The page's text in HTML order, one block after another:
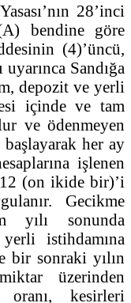
28’inci
bendine göre
(4)’üncü,
Sandığa
depozit ve yerli
içinde ve tam
ve ödenmeyen
her ay
işlenen
(on ikide bir)’i
Gecikme
yılı sonunda
istihdamına
bir sonraki yılın
üzerinden
oranı, kesirleri